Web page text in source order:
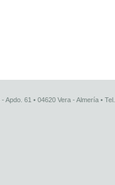
Apdo. 61 • 04620 Vera - Almería •